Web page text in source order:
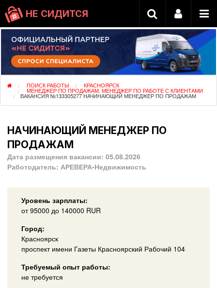
НЕ СИДИТСЯ
ПОИСК РАБОТЫ КРАСНОЯРСК
МЕНЕДЖЕР ПО ПРОДАЖАМ, МЕНЕДЖЕР ПО РАБОТЕ С КЛИЕНТАМИ
ВАКАНСИЯ №133305277 НАЧИНАЮЩИЙ МЕНЕДЖЕР ПО ПРОДАЖАМ
НАЧИНАЮЩИЙ МЕНЕДЖЕР ПО
ПРОДАЖАМ
Дата размещения вакансии: 05.08.2026
Работодатель: АРЕВЕРА-Недвижимость
Уровень зарплаты:
от95000 до 140000 RUR
Город:
Красноярск
проспект имени Газеты Красноярский Рабочий 104
Требуемый опыт работы:
не требуется